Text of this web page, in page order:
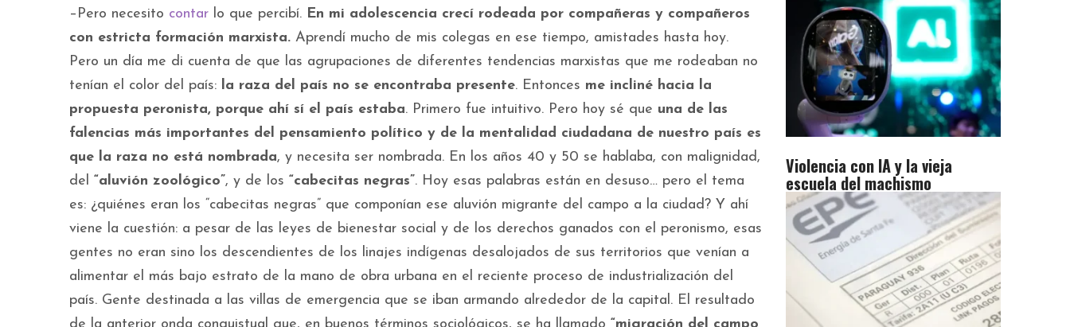
–Pero necesito contar lo que percibí. En mi adolescencia crecí rodeada por compañeras y compañeros
con estricta formación marxista. Aprendí mucho de mis colegas en ese tiempo, amistades hasta hoy.
Pero un día me di cuenta de que las agrupaciones de diferentes tendencias marxistas que me rodeaban no
tenían el color del país: la raza del país no se encontraba presente. Entonces me incliné hacia la
propuesta peronista, porque ahí sí el país estaba. Primero fue intuitivo. Pero hoy sé que una de las
falencias más importantes del pensamiento político y de la mentalidad ciudadana de nuestro país es
que la raza no está nombrada, y necesita ser nombrada. En los años 40 y 50 se hablaba, con malignidad,
del “aluvión zoológico”, y de los “cabecitas negras”. Hoy esas palabras están en desuso… pero el tema
es: ¿quiénes eran los “cabecitas negras” que componían ese aluvión migrante del campo a la ciudad? Y ahí
viene la cuestión: a pesar de las leyes de bienestar social y de los derechos ganados con el peronismo, esas
gentes no eran sino los descendientes de los linajes indígenas desalojados de sus territorios que venían a
alimentar el más bajo estrato de la mano de obra urbana en el reciente proceso de industrialización del
país. Gente destinada a las villas de emergencia que se iban armando alrededor de la capital. El resultado
Violencia con IA y la vieja
escuela del machismo